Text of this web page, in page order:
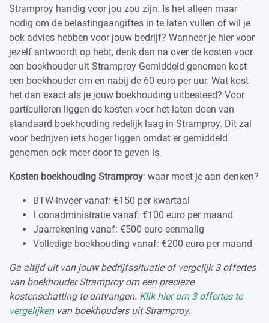
Stramproy handig voor jou zou zijn. Is het alleen maar
nodig om de belastingaangiftes in te laten vullen of wil je
ook advies hebben voor jouw bedrijf? Wanneer je hier voor
jezelf antwoordt op hebt, denk dan na over de kosten voor
een boekhouder uit Stramproy Gemiddeld genomen kost
een boekhouder om en nabij de 60 euro per uur. Wat kost
het dan exact als je jouw boekhouding uitbesteed? Voor
particulieren liggen de kosten voor het laten doen van
standaard boekhouding redelijk laag in Stramproy. Dit zal
voor bedrijven iets hoger liggen omdat er gemiddeld
genomen ook meer door te geven is.
Kosten boekhouding Stramproy: waar moet je aan denken?
BTW-invoer vanaf: €150 per kwartaal
Loonadministratie vanaf: €100 euro per maand
Jaarrekening vanaf: €500 euro eenmalig
Volledige boekhouding vanaf: €200 euro per maand
Ga altijd uit van jouw bedrijfssituatie of vergelijk 3 offertes
van boekhouder Stramproy om een precieze
kostenschatting te ontvangen. Klik hier om 3 offertes te
vergelijkenvan boekhouders uit Stramproy.